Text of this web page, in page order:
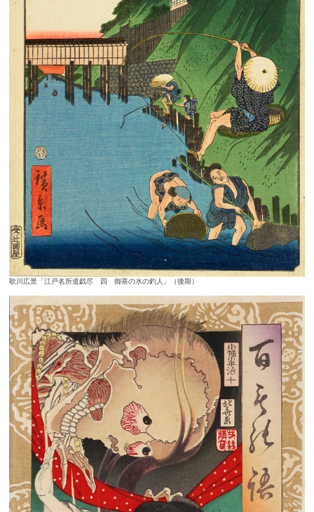
歌川広景「江戸名所道戯尽 四 御茶の水の釣人」（後期）